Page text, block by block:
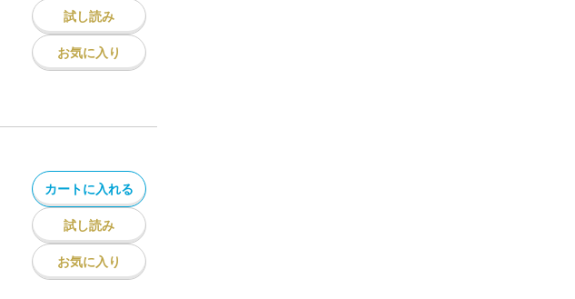
試し読み
お気に入り
カートに入れる
試し読み
お気に入り